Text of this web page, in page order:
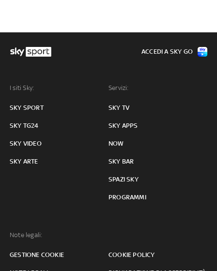
I siti Sky:
SKY SPORT
SKY TG24
SKY VIDEO
SKY ARTE
Servizi:
SKY TV
SKY APPS
NOW
SKY BAR
SPAZI SKY
PROGRAMMI
Note legali:
GESTIONE COOKIE COOKIE POLICY
ACCEDI A SKY GO